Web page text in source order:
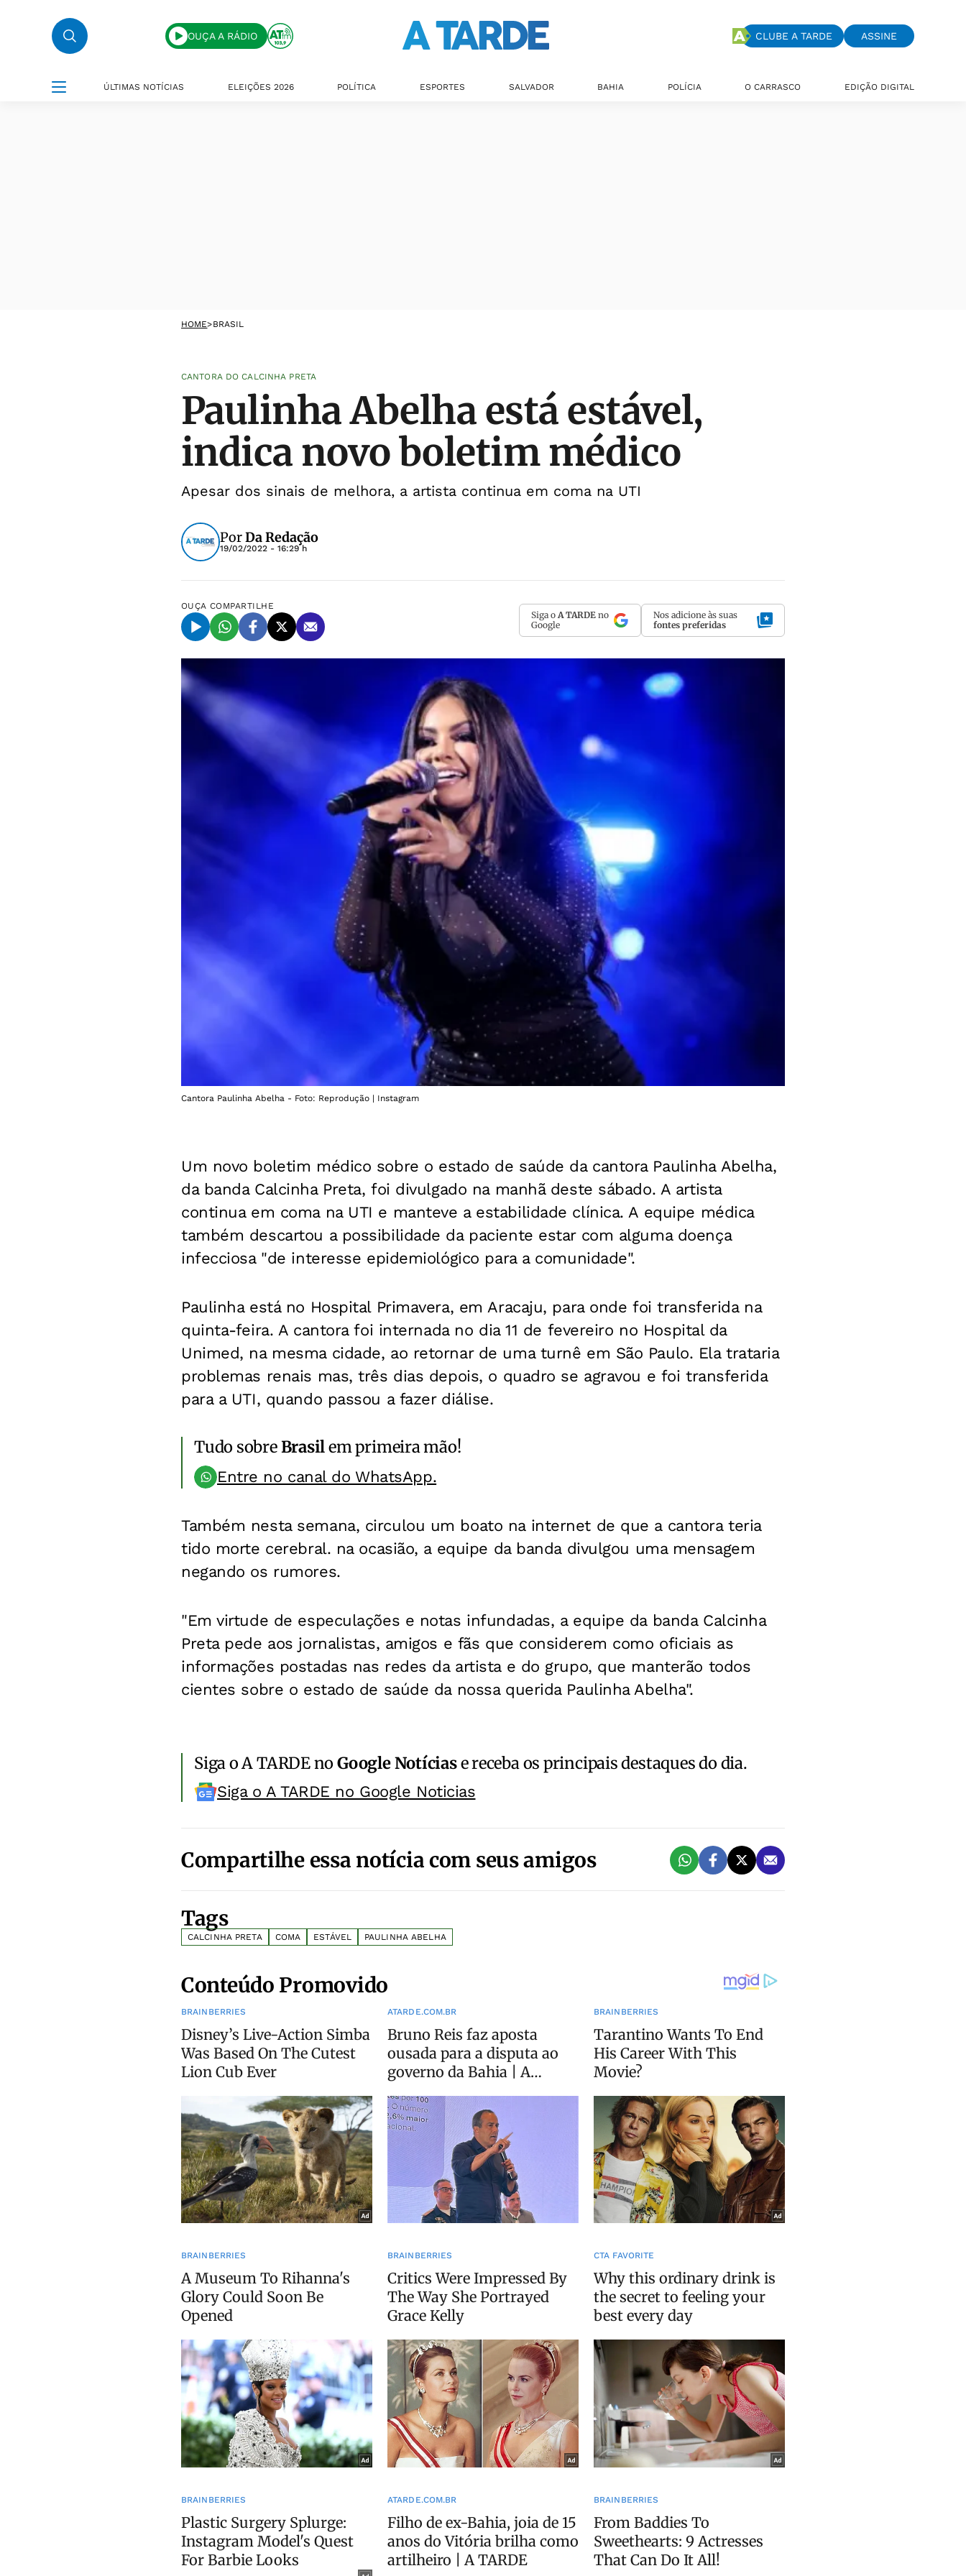
OUÇA A RÁDIO CLUBE A TARDE ASSINE
ÚLTIMAS NOTÍCIAS ELEIÇÕES 2026 POLÍTICA ESPORTES SALVADOR BAHIA POLÍCIA O CARRASCO EDIÇÃO DIGITAL
HOME>BRASIL
CANTORA DO CALCINHA PRETA
Paulinha Abelha está estável,
indica novo boletim médico
Apesar dos sinais de melhora, a artista continua em coma na UTI
PorDa Redação
19/02/2022 - 16:29 h
OUÇA COMPARTILHE
Siga o A TARDE no
Google
Nos adicione às suas
fontes preferidas
Cantora Paulinha Abelha - Foto: Reprodução | Instagram
Um novo boletim médico sobre o estado de saúde da cantora Paulinha Abelha,
da banda Calcinha Preta, foi divulgado na manhã deste sábado. A artista
continua em coma na UTI e manteve a estabilidade clínica. A equipe médica
também descartou a possibilidade da paciente estar com alguma doença
infecciosa "de interesse epidemiológico para a comunidade".
Paulinha está no Hospital Primavera, em Aracaju, para onde foi transferida na
quinta-feira. A cantora foi internada no dia 11 de fevereiro no Hospital da
Unimed, na mesma cidade, ao retornar de uma turnê em São Paulo. Ela trataria
problemas renais mas, três dias depois, o quadro se agravou e foi transferida
para a UTI, quando passou a fazer diálise.
Tudo sobreBrasilem primeira mão!
Entre no canal do WhatsApp.
Também nesta semana, circulou um boato na internet de que a cantora teria
tido morte cerebral. na ocasião, a equipe da banda divulgou uma mensagem
negando os rumores.
"Em virtude de especulações e notas infundadas, a equipe da banda Calcinha
Preta pede aos jornalistas, amigos e fãs que considerem como oficiais as
informações postadas nas redes da artista e do grupo, que manterão todos
cientes sobre o estado de saúde da nossa querida Paulinha Abelha".
Siga o A TARDE noGoogle Notíciase receba os principais destaques do dia.
Siga o A TARDE no Google Noticias
Compartilhe essa notícia com seus amigos
Tags
CALCINHA PRETA COMA ESTÁVEL PAULINHA ABELHA